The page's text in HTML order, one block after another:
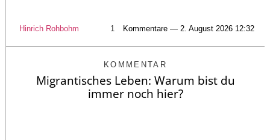
Hinrich Rohbohm 1 Kommentare — 2. August 2026 12:32
KOMMENTAR
Migrantisches Leben: Warum bist du
immer noch hier?